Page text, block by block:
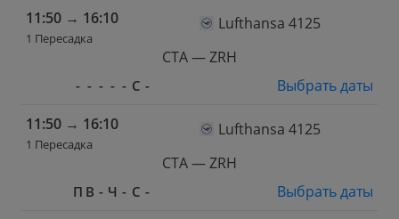
11:50 → 16:10
1 Пересадка
Lufthansa 4125
CTA — ZRH
- - - - - С -
Выбрать даты
11:50 → 16:10
1 Пересадка
Lufthansa 4125
CTA — ZRH
П В - Ч - С -
Выбрать даты